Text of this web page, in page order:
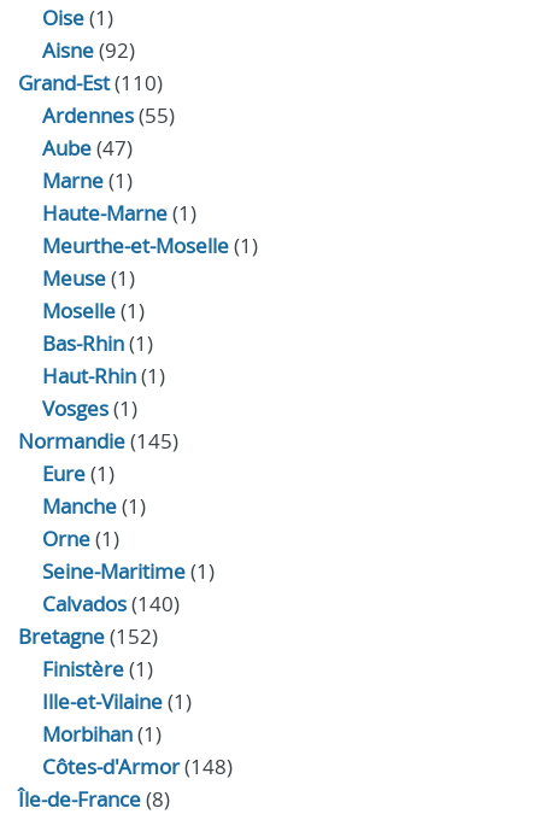
Oise(1)
Aisne(92)
Grand-Est(110)
Ardennes(55)
Aube(47)
Marne(1)
Haute-Marne(1)
Meurthe-et-Moselle(1)
Meuse(1)
Moselle(1)
Bas-Rhin(1)
Haut-Rhin(1)
Vosges(1)
Normandie(145)
Eure(1)
Manche(1)
Orne(1)
Seine-Maritime(1)
Calvados(140)
Bretagne(152)
Finistère(1)
Ille-et-Vilaine(1)
Morbihan(1)
Côtes-d'Armor(148)
Île-de-France(8)